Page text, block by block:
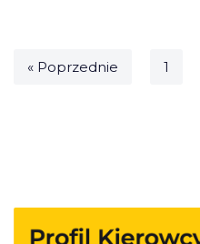
« Poprzednie 1